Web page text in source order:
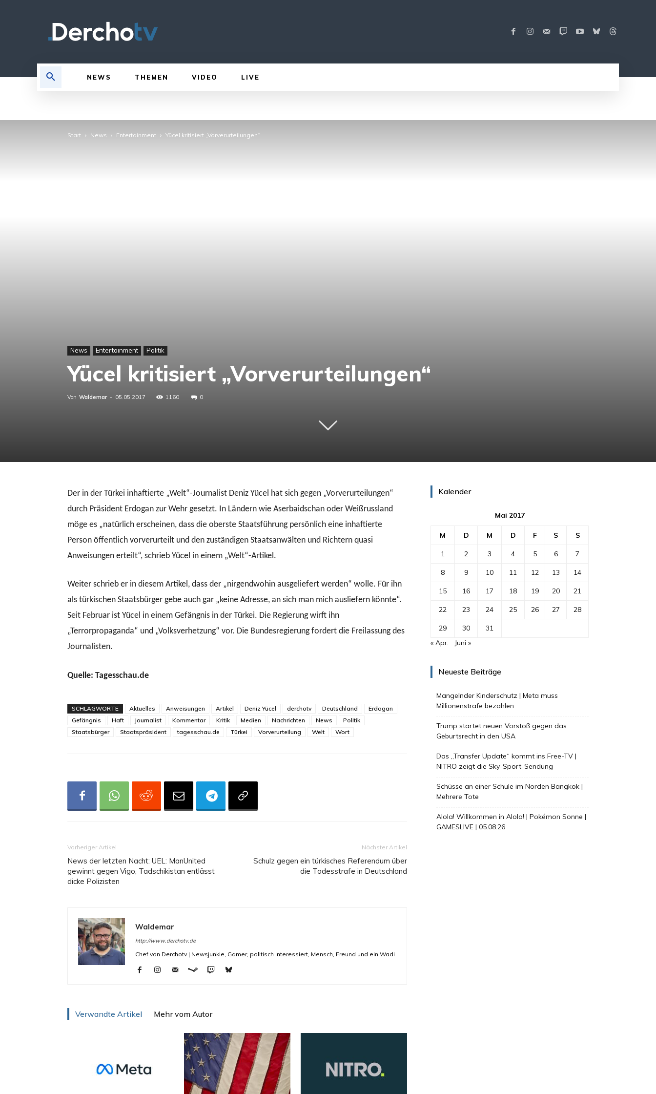
NEWS THEMEN VIDEO LIVE
Start News Entertainment Yücel kritisiert „Vorverurteilungen“
News Entertainment Politik
Yücel kritisiert „Vorverurteilungen“
Von Waldemar - 05.05.2017 1160 0
Der in der Türkei inhaftierte „Welt“-Journalist Deniz Yücel hat sich gegen „Vorverurteilungen“
durch Präsident Erdogan zur Wehr gesetzt. In Ländern wie Aserbaidschan oder Weißrussland
möge es „natürlich erscheinen, dass die oberste Staatsführung persönlich eine inhaftierte
Person öffentlich vorverurteilt und den zuständigen Staatsanwälten und Richtern quasi
Anweisungen erteilt“, schrieb Yücel in einem „Welt“-Artikel.
Weiter schrieb er in diesem Artikel, dass der „nirgendwohin ausgeliefert werden“ wolle. Für ihn
als türkischen Staatsbürger gebe auch gar „keine Adresse, an sich man mich ausliefern könnte“.
Seit Februar ist Yücel in einem Gefängnis in der Türkei. Die Regierung wirft ihn
„Terrorpropaganda“ und „Volksverhetzung“ vor. Die Bundesregierung fordert die Freilassung des
Journalisten.
Quelle: Tagesschau.de
SCHLAGWORTE Aktuelles Anweisungen Artikel Deniz Yücel derchotv Deutschland
Erdogan
Gefängnis
Haft Journalist Kommentar Kritik Medien Nachrichten News
Politik
Staatsbürger
Staatspräsident tagesschau.de Türkei Vorverurteilung Welt Wort
Vorheriger Artikel
News der letzten Nacht: UEL: ManUnited
gewinnt gegen Vigo, Tadschikistan entlässt
dicke Polizisten
Nächster Artikel
Schulz gegen ein türkisches Referendum über
die Todesstrafe in Deutschland
Waldemar
http://www.derchotv.de
Chef von Derchotv | Newsjunkie, Gamer, politisch Interessiert, Mensch, Freund und ein Wadi
Verwandte Artikel Mehr vom Autor
Kalender
Mai 2017
M D M D F S S
1 2 3 4 5 6 7
8 9 10 11 12 13 14
15 16 17 18 19 20 21
22 23 24 25 26 27 28
29 30
31
« Apr.
Juni »
Neueste Beiträge
Mangelnder Kinderschutz | Meta muss
Millionenstrafe bezahlen
Trump startet neuen Vorstoß gegen das
Geburtsrecht in den USA
Das „Transfer Update“ kommt ins Free-TV |
NITRO zeigt die Sky-Sport-Sendung
Schüsse an einer Schule im Norden Bangkok |
Mehrere Tote
Alola! Willkommen in Alola! | Pokémon Sonne |
GAMESLIVE | 05.08.26